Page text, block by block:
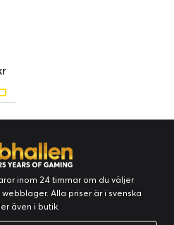
inom 24 timmar om du väljer
Alla priser är i svenska
även i butik.